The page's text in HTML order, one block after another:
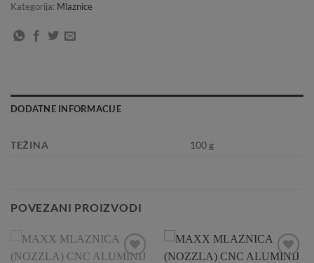
Kategorija: Mlaznice
DODATNE INFORMACIJE
TEŽINA 100 g
POVEZANI PROIZVODI